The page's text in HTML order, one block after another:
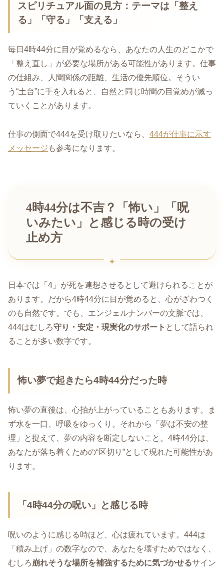
スピリチュアル面の見方：テーマは「整え
る」「守る」「支える」
毎日4時44分に目が覚めるなら、あなたの人生のどこかで
「整え直し」が必要な場所がある可能性があります。仕事
の仕組み、人間関係の距離、生活の優先順位。そうい
う“土台”に手を入れると、自然と同じ時間の目覚めが減っ
ていくことがあります。
仕事の側面で444を受け取りたいなら、 444が仕事に示す
メッセージ も参考になります。
4時44分は不吉？「怖い」「呪
いみたい」と感じる時の受け
止め方
日本では「4」が死を連想させるとして避けられることが
あります。だから4時44分に目が覚めると、心がざわつく
のも自然です。でも、エンジェルナンバーの文脈では、
444はむしろ守り・安定・現実化のサポート として語られ
ることが多い数字です。
怖い夢で起きたら4時44分だった時
怖い夢の直後は、心拍が上がっていることもあります。ま
ず水を一口、呼吸をゆっくり。それから「夢は不安の整
理」と捉えて、夢の内容を断定しないこと。4時44分は、
あなたが落ち着くための“区切り”として現れた可能性があ
ります。
「4時44分の呪い」と感じる時
呪いのように感じる時ほど、心は疲れています。444は
「積み上げ」の数字なので、あなたを壊すためではなく、
むしろ 崩れそうな場所を補強するために気づかせるサイン